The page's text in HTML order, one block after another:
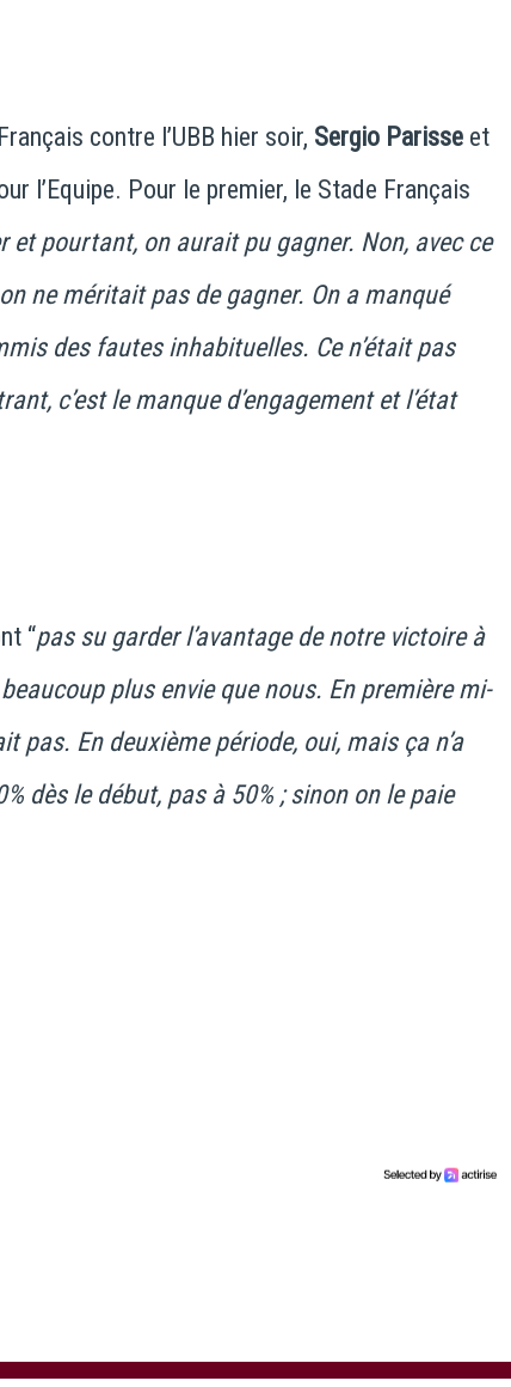
contre l’UBB hier soir, Sergio Parisse et
l’Equipe. Pour le premier, le Stade Français
et pourtant, on aurait pu gagner. Non, avec ce
ne méritait pas de gagner. On a manqué
des fautes inhabituelles. Ce n’était pas
c’est le manque d’engagement et l’état
“pas su garder l’avantage de notre victoire à
plus envie que nous. En première mi-
pas. En deuxième période, oui, mais ça n’a
dès le début, pas à 50% ; sinon on le paie